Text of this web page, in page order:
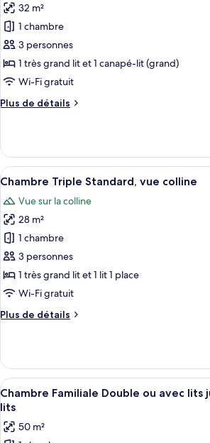
la
mer
Double
Standard,
vue
partielle
sur
la
mer
photos
pour
ce
type
de
chambre :
Chambre
32 m²
1 chambre
3 personnes
1 très grand lit et 1 canapé-lit (grand)
Wi-Fi gratuit
Plus de détails
Plus
le
type
de
Chambre
Triple
Supérieure
Afficher
toutes
les
photos
pour
ce
type
de
chambre :
Chambre
vue
colline
Une
6
Chambre Triple Standard, vue colline
Vue sur la colline
28 m²
1 chambre
3 personnes
1 très grand lit et 1 lit 1 place
Wi-Fi gratuit
Plus de détails
Plus
le
type
de
chambre
Triple
Afficher
toutes
les
photos
Une
9
Chambre Familiale Double ou avec lits
lits
50 m²